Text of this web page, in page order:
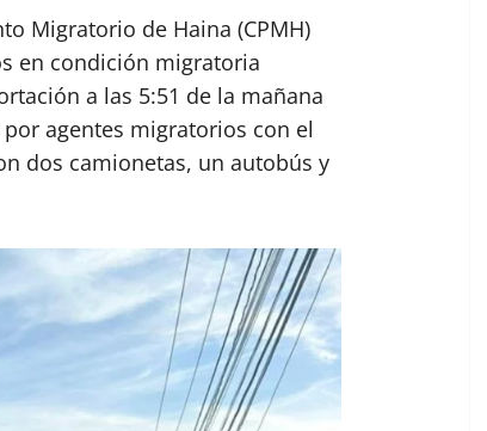
Migratorio de Haina (CPMH)
en condición migratoria
a las 5:51 de la mañana
agentes migratorios con el
dos camionetas, un autobús y